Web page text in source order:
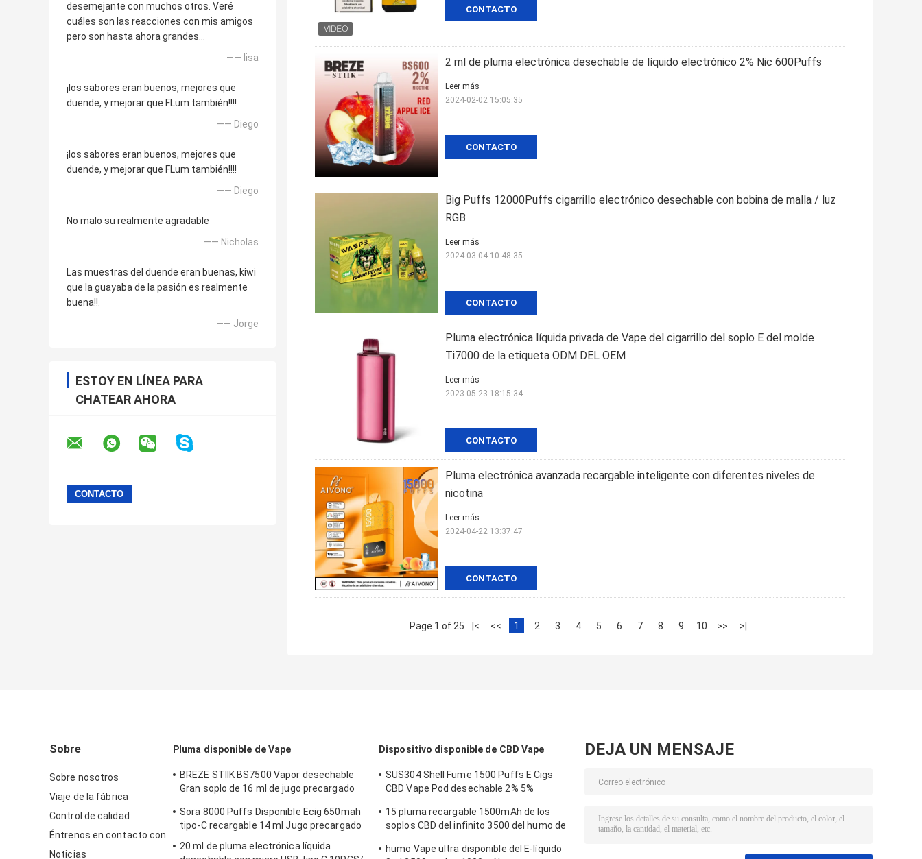
desemejante con muchos otros. Veré
cuáles son las reacciones con mis amigos
pero son hasta ahora grandes…
—— lisa
¡los sabores eran buenos, mejores que
duende, y mejorar que FLum también!!!!
—— Diego
¡los sabores eran buenos, mejores que
duende, y mejorar que FLum también!!!!
—— Diego
No malo su realmente agradable
—— Nicholas
Las muestras del duende eran buenas, kiwi
que la guayaba de la pasión es realmente
buena!!.
—— Jorge
ESTOY EN LÍNEA PARA
CHATEAR AHORA
CONTACTO
2 ml de pluma electrónica desechable de líquido electrónico 2% Nic 600Puffs
CONTACTO
Leer más
2024-02-02 15:05:35
Big Puffs 12000Puffs cigarrillo electrónico desechable con bobina de malla / luz
RGB
CONTACTO
Leer más
2024-03-04 10:48:35
Pluma electrónica líquida privada de Vape del cigarrillo del soplo E del molde
Ti7000 de la etiqueta ODM DEL OEM
CONTACTO
Leer más
2023-05-23 18:15:34
Pluma electrónica avanzada recargable inteligente con diferentes niveles de
nicotina
CONTACTO
Leer más
2024-04-22 13:37:47
Page 1 of 25 |< << 1 2 3 4 5 6 7 8 9 10 >> >|
Sobre
Sobre nosotros
Viaje de la fábrica
Control de calidad
Éntrenos en contacto con
Noticias
Pluma disponible de Vape
BREZE STIIK BS7500 Vapor desechable
Gran soplo de 16 ml de jugo precargado
Sora 8000 Puffs Disponible Ecig 650mah
tipo-C recargable 14 ml Jugo precargado
20 ml de pluma electrónica líquida
Dispositivo disponible de CBD Vape
SUS304 Shell Fume 1500 Puffs E Cigs
CBD Vape Pod desechable 2% 5%
15 pluma recargable 1500mAh de los
soplos CBD del infinito 3500 del humo de
humo Vape ultra disponible del E-líquido
DEJA UN MENSAJE